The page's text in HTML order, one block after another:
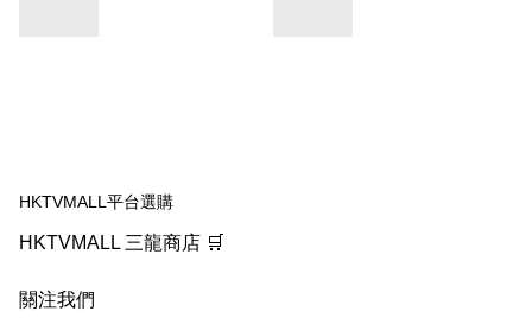
HKTVMALL平台選購
HKTVMALL 三龍商店 🛒
關注我們